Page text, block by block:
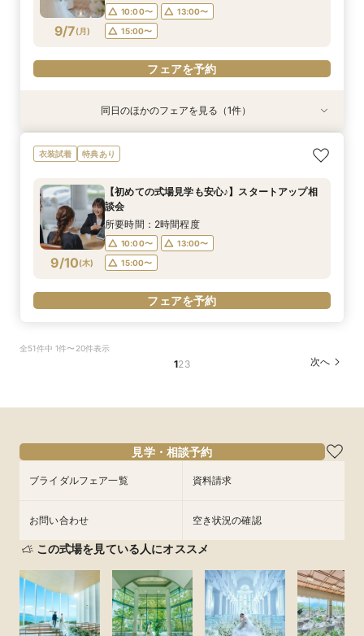
フェアを予約
フェアを予約
9/7(月)
10:00〜
13:00〜
15:00〜
フェアを予約
特典あり
9/7( 月)
【初めての式場見学も安心♪】スタートアップ相
談会
10:00〜
15:00〜
フェアを予約
同日のほかのフェアを見る（1件）
衣装試着 特典あり
9/10(木)
【初めての式場見学も安心♪】スタートアップ相
談会
所要時間：2時間程度
10:00〜
13:00〜
15:00〜
フェアを予約
全51件中 1件〜20件表示
123 次へ
見学・相談予約
ブライダルフェア一覧 資料請求
お問い合わせ 空き状況の確認
この式場を見ている人にオススメ